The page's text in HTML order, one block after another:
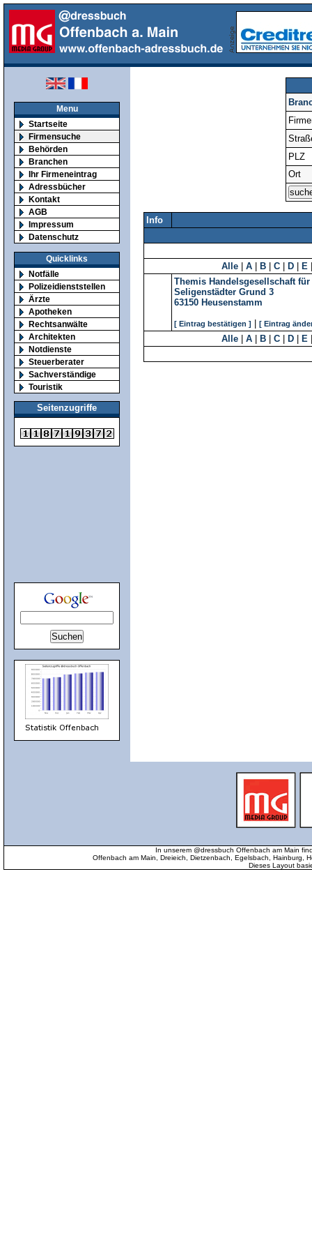
Menu
Startseite
Firmensuche
Behörden
Branchen
Ihr Firmeneintrag
Adressbücher
Kontakt
AGB
Impressum
Datenschutz
Quicklinks
Notfälle
Polizeidienststellen
Ärzte
Apotheken
Rechtsanwälte
Architekten
Notdienste
Steuerberater
Sachverständige
Touristik
Seitenzugriffe
PLZ
Ort
Info
Alle A B C D E
Themis Handelsgesellschaft
Seligenstädter Grund 3
63150 Heusenstamm
[ Eintrag bestätigen ] [ Eintrag
Alle A B C D E
In unserem @dressbuch Offenbach am Main
Offenbach am Main, Dreieich, Dietzenbach, Egelsbach, Hainburg,
Dieses Layout